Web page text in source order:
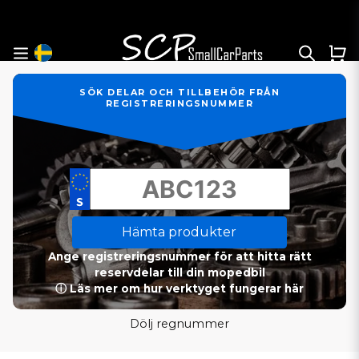
SÖK DELAR OCH TILLBEHÖR FRÅN
REGISTRERINGSNUMMER
Hämta produkter
Ange registreringsnummer för att hitta rätt
reservdelar till din mopedbil
ⓘ Läs mer om hur verktyget fungerar här
Dölj regnummer